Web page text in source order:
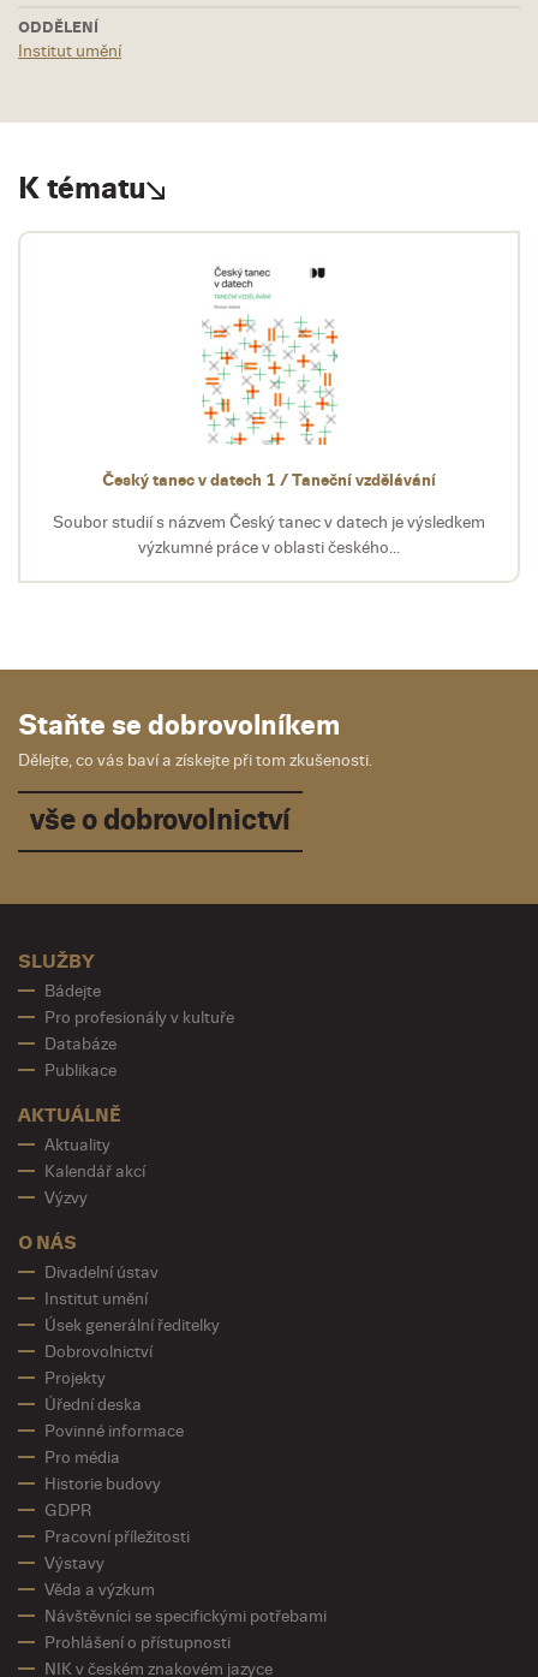
ODDĚLENÍ
Institut umění
K tématu
Český tanec v datech 1 / Taneční vzdělávání
Soubor studií s názvem Český tanec v datech je výsledkem
výzkumné práce v oblasti českého...
Staňte se dobrovolníkem
Dělejte, co vás baví a získejte při tom zkušenosti.
vše o dobrovolnictví
SLUŽBY
Bádejte
Pro profesionály v kultuře
Databáze
Publikace
AKTUÁLNĚ
Aktuality
Kalendář akcí
Výzvy
O NÁS
Divadelní ústav
Institut umění
Úsek generální ředitelky
Dobrovolnictví
Projekty
Úřední deska
Povinné informace
Pro média
Historie budovy
GDPR
Pracovní příležitosti
Výstavy
Věda a výzkum
Návštěvníci se specifickými potřebami
Prohlášení o přístupnosti
NIK v českém znakovém jazyce